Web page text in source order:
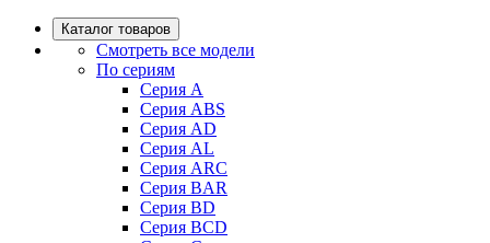
Каталог товаров
Смотреть все модели
По сериям
Серия A
Серия ABS
Серия AD
Серия AL
Серия ARC
Серия BAR
Серия BD
Серия BCD